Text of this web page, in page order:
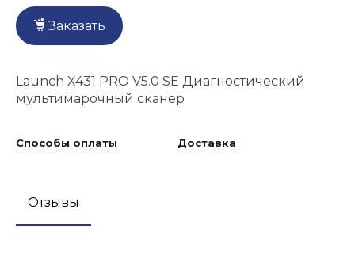
Заказать
Launch X431 PRO V5.0 SE Диагностический
мультимарочный сканер
Способы оплаты Доставка
Отзывы